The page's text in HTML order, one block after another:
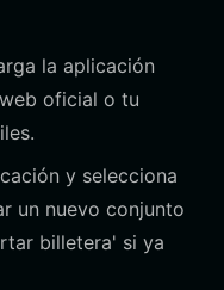
la aplicación
oficial o tu
y selecciona
un nuevo conjunto
billetera' si ya